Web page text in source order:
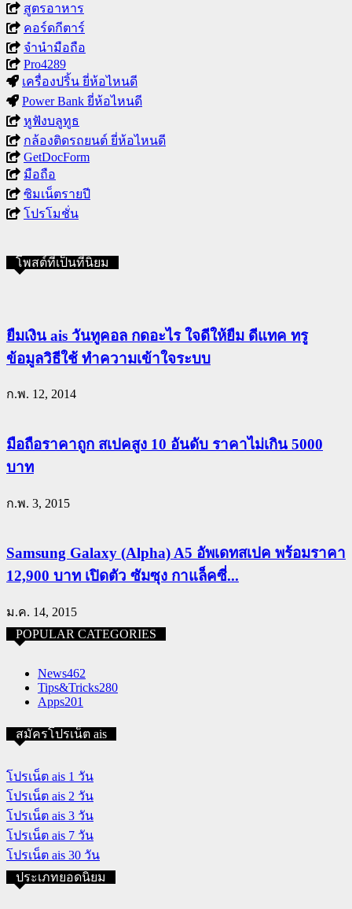
สูตรอาหาร
คอร์ดกีตาร์
จำนำมือถือ
Pro4289
เครื่องปริ้น ยี่ห้อไหนดี
Power Bank ยี่ห้อไหนดี
หูฟังบลูทูธ
กล้องติดรถยนต์ ยี่ห้อไหนดี
GetDocForm
มือถือ
ซิมเน็ตรายปี
โปรโมชั่น
โพสต์ที่เป็นที่นิยม
ยืมเงิน ais วันทูคอล กดอะไร ใจดีให้ยืม ดีแทค ทรู
ข้อมูลวิธีใช้ ทำความเข้าใจระบบ
ก.พ. 12, 2014
มือถือราคาถูก สเปคสูง 10 อันดับ ราคาไม่เกิน 5000
บาท
ก.พ. 3, 2015
Samsung Galaxy (Alpha) A5 อัพเดทสเปค พร้อมราคา
12,900 บาท เปิดตัว ซัมซุง กาแล็คซี่...
ม.ค. 14, 2015
POPULAR CATEGORIES
News462
Tips&Tricks280
Apps201
สมัครโปรเน็ต ais
โปรเน็ต ais 1 วัน
โปรเน็ต ais 2 วัน
โปรเน็ต ais 3 วัน
โปรเน็ต ais 7 วัน
โปรเน็ต ais 30 วัน
ประเภทยอดนิยม